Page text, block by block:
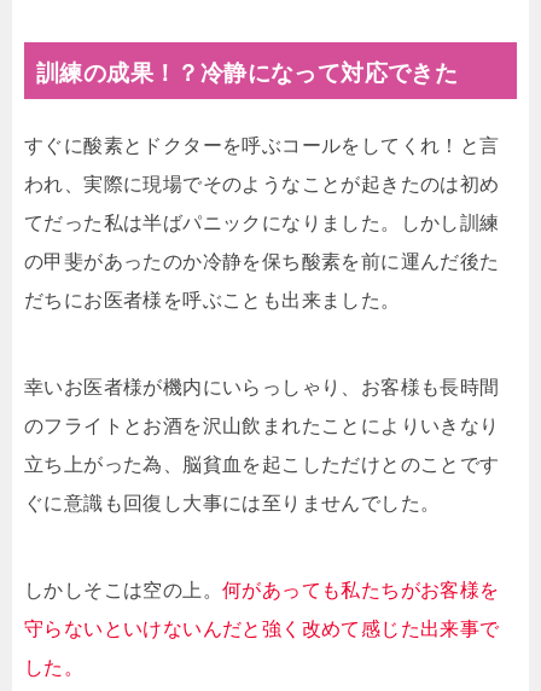
訓練の成果！？冷静になって対応できた
すぐに酸素とドクターを呼ぶコールをしてくれ！と言
われ、実際に現場でそのようなことが起きたのは初め
てだった私は半ばパニックになりました。しかし訓練
の甲斐があったのか冷静を保ち酸素を前に運んだ後た
だちにお医者様を呼ぶことも出来ました。
幸いお医者様が機内にいらっしゃり、お客様も長時間
のフライトとお酒を沢山飲まれたことによりいきなり
立ち上がった為、脳貧血を起こしただけとのことです
ぐに意識も回復し大事には至りませんでした。
しかしそこは空の上。 何があっても私たちがお客様を
守らないといけないんだと強く改めて感じた出来事で
した。